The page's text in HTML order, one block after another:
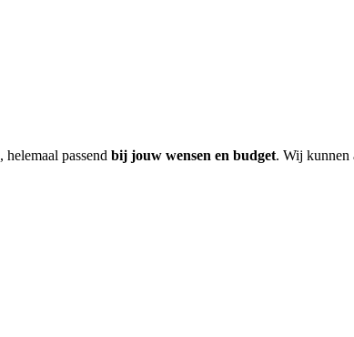
, helemaal passend bij jouw wensen en budget. Wij kunnen